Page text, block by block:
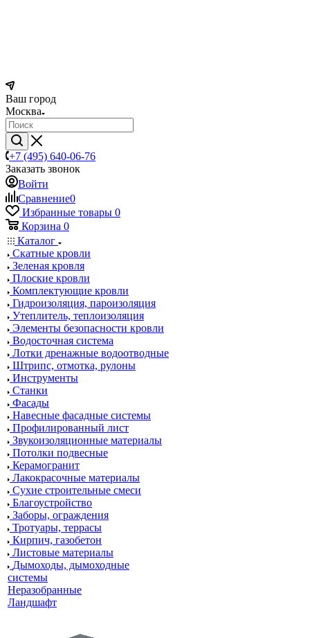
Ваш город
Москва
+7 (495) 640-06-76
Заказать звонок
Войти
Сравнение0
Избранные товары 0
Корзина 0
Каталог
Скатные кровли
Зеленая кровля
Плоские кровли
Комплектующие кровли
Гидроизоляция, пароизоляция
Утеплитель, теплоизоляция
Элементы безопасности кровли
Водосточная система
Лотки дренажные водоотводные
Штрипс, отмотка, рулоны
Инструменты
Станки
Фасады
Навесные фасадные системы
Профилированный лист
Звукоизоляционные материалы
Потолки подвесные
Керамогранит
Лакокрасочные материалы
Сухие строительные смеси
Благоустройство
Заборы, ограждения
Тротуары, террасы
Кирпич, газобетон
Листовые материалы
Дымоходы, дымоходные
системы
Неразобранные
Ландшафт